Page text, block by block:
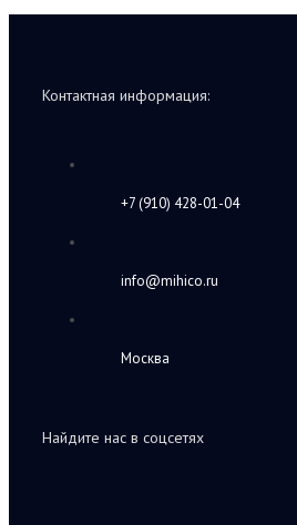
Контактная информация:
+7 (910) 428-01-04
info@mihico.ru
Москва
Найдите нас в соцсетях